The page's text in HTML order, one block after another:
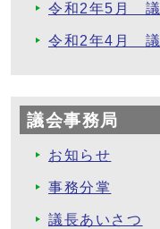
令和2年5月 議
令和2年4月 議
議会事務局
お知らせ
事務分掌
議長あいさつ